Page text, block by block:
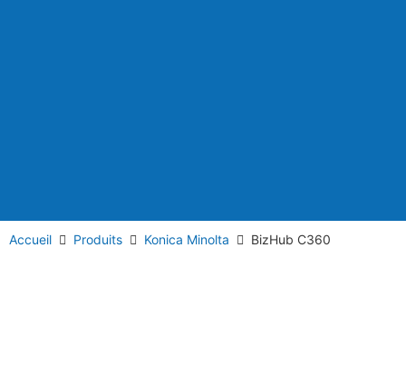
Accueil Produits Konica Minolta BizHub C360